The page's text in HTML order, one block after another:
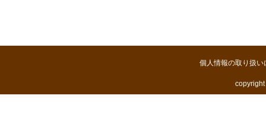
個人情報の取り扱い